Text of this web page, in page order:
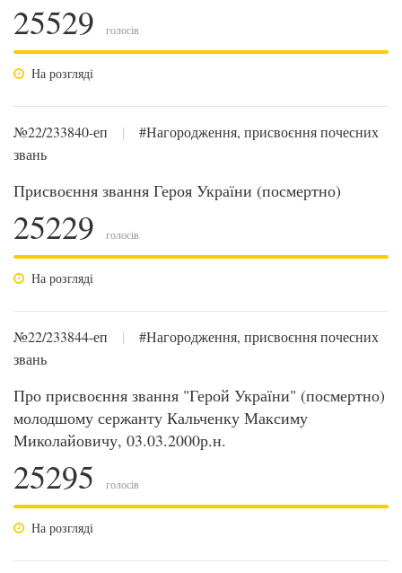
25529 голосів
На розгляді
№22/233840-еп |
#Нагородження, присвоєння почесних
звань
Присвоєння звання Героя України (посмертно)
25229 голосів
На розгляді
№22/233844-еп |
#Нагородження, присвоєння почесних
звань
Про присвоєння звання "Герой України" (посмертно)
молодшому сержанту Кальченку Максиму
Миколайовичу, 03.03.2000р.н.
25295 голосів
На розгляді